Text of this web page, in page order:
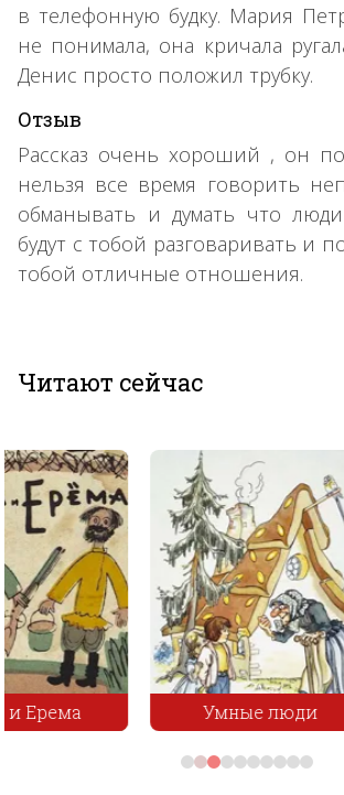
в телефонную будку. Мария
не понимала, она кричала
Денис просто положил трубку.
Отзыв
Рассказ очень хороший , он
нельзя все время говорить
обманывать и думать что
будут с тобой разговаривать и
тобой отличные отношения.
Читают сейчас
Умные люди
Про ту
котом